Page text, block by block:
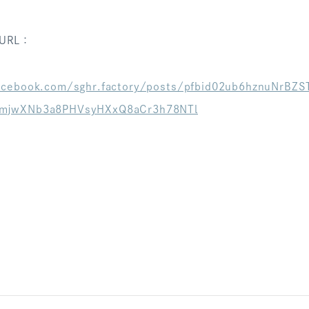
：
sghr.factory/posts/